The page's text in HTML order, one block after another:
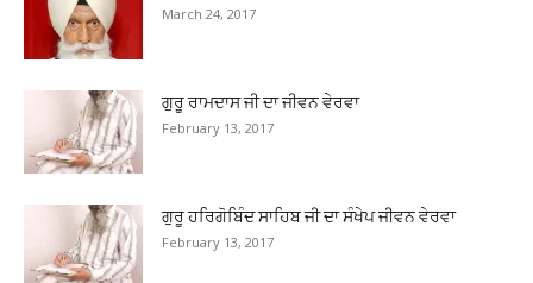
March 24, 2017
ਗੁਰੂ ਰਾਮਦਾਸ ਜੀ ਦਾ ਜੀਵਨ ਵੇਰਵਾ
February 13, 2017
ਗੁਰੂ ਹਰਿਗੋਬਿੰਦ ਸਾਹਿਬ ਜੀ ਦਾ ਸੰਖੇਪ ਜੀਵਨ ਵੇਰਵਾ
February 13, 2017